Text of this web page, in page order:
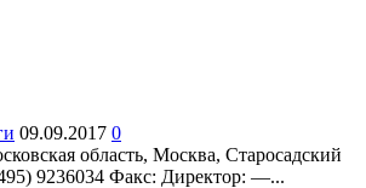
09.09.2017 0
область, Москва, Старосадский
9236034 Факс: Директор: —...